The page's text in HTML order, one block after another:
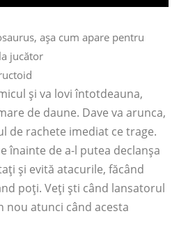
și va lovi întotdeauna,
de daune. Dave va arunca,
de rachete imediat ce trage.
înainte de a-l putea declanșa
și evită atacurile, făcând
poți. Veți ști când lansatorul
nou atunci când acesta